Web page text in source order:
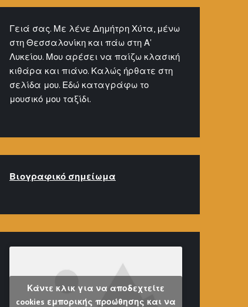
Γειά σας. Με λένε Δημήτρη Χύτα, μένω
στη Θεσσαλονίκη και πάω στη Α'
Λυκείου. Μου αρέσει να παίζω κλασική
κιθάρα και πιάνο. Καλώς ήρθατε στη
σελίδα μου. Εδώ καταγράφω το
μουσικό μου ταξίδι.
Βιογραφικό σημείωμα
Κάντε κλικ για να αποδεχτείτε
cookies εμπορικής προώθησης και να